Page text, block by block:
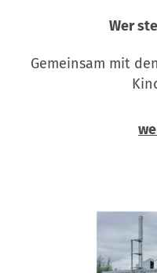
Wer
Gemeinsam mit